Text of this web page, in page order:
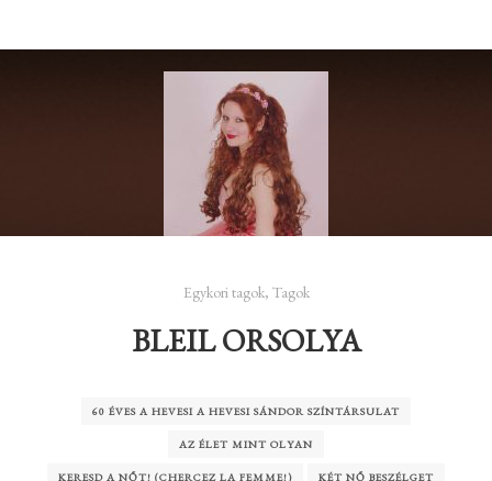
Egykori tagok, Tagok
BLEIL ORSOLYA
60 ÉVES A HEVESI A HEVESI SÁNDOR SZÍNTÁRSULAT
AZ ÉLET MINT OLYAN
KERESD A NŐT! (CHERCEZ LA FEMME!) KÉT NŐ BESZÉLGET